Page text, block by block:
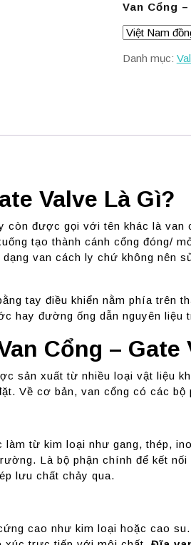
Van Cổng
Danh mục:
Valve Là Gì?
còn được gọi với tên khác là van
tạo thành cánh cổng đóng/
van cách ly chứ không nên
tay điều khiển nằm phía trên
hay đường ống dẫn nguyên liệu
Cổng – Gate
sản xuất từ nhiều loại vật liệu
Về cơ bản, van cổng có các bộ
làm từ kim loại như gang, thép,
Là bộ phận chính để kết
lưu chất chảy qua.
cao như kim loại hoặc cao